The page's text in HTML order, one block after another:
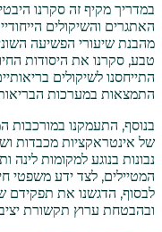
במדריך מקיף זה סקרנו
האתגרים והשיקולים
מהבנת שיעורי הפשיעה
טבע, סקרנו את היסודות
התייחסנו לשיקולים
התמצאות במערכות
בנוסף, התעמקנו במורכבות
של אינטראקציות מכבדות
נבונות בנוגע למקומות
המטיילים, לצד ידע משפטי
לבסוף, הדגשנו את תפקידם
ובהבטחת ערוץ תקשורת